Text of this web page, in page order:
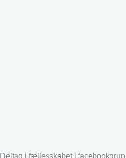
Deltag i fællesskabet i